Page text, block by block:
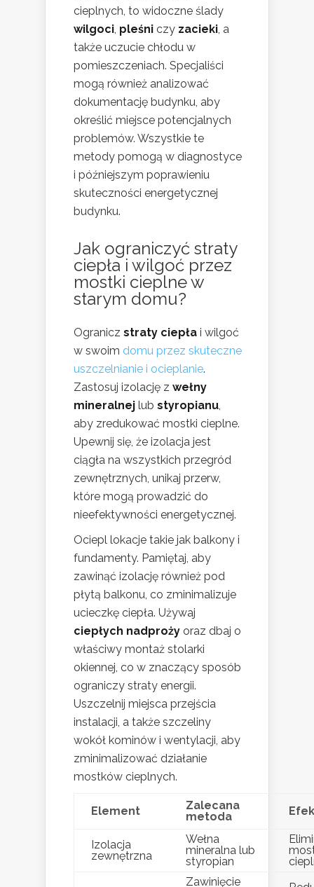
cieplnych, to widoczne ślady
wilgoci, pleśni czy zacieki, a
także uczucie chłodu w
pomieszczeniach. Specjaliści
mogą również analizować
dokumentację budynku, aby
określić miejsce potencjalnych
problemów. Wszystkie te
metody pomogą w diagnostyce
i późniejszym poprawieniu
skuteczności energetycznej
budynku.
Jak ograniczyć straty
ciepła i wilgoć przez
mostki cieplne w
starym domu?
Ogranicz straty ciepła i wilgoć
w swoim domu przez skuteczne
uszczelnianie i ocieplanie.
Zastosuj izolację z wełny
mineralnej lub styropianu,
aby zredukować mostki cieplne.
Upewnij się, że izolacja jest
ciągła na wszystkich przegród
zewnętrznych, unikaj przerw,
które mogą prowadzić do
nieefektywności energetycznej.
Ociepl lokacje takie jak balkony i
fundamenty. Pamiętaj, aby
zawinąć izolację również pod
płytą balkonu, co zminimalizuje
ucieczkę ciepła. Używaj
ciepłych nadproży oraz dbaj o
właściwy montaż stolarki
okiennej, co w znaczący sposób
ograniczy straty energii.
Uszczelnij miejsca przejścia
instalacji, a także szczeliny
wokół kominów i wentylacji, aby
zminimalizować działanie
mostków cieplnych.
Element
Zalecana
metoda
Izolacja
zewnętrzna
Wełna
mineralna lub
styropian
Zawinięcie